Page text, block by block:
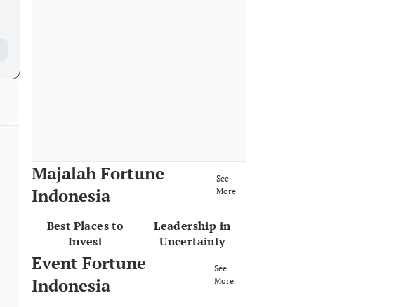
Majalah Fortune
Indonesia
See
More
Best Places to
Invest
Leadership in
Uncertainty
Event Fortune
Indonesia
See
More